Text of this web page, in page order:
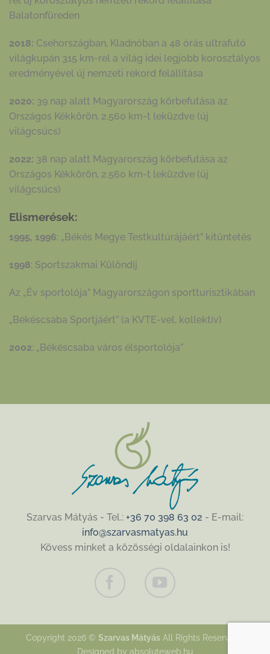
Balatonfüreden
2018: Csehországban, Kladnóban a 48 órás ultrafutó
világkupán 315 km-rel a világ idei legjobb korosztályos
eredményével új nemzeti rekord felállítása
2020: 39 nap alatt Magyarország körbefutása az
Országos Kékkörön, 2.560 km-t leküzdve (új
világcsúcs)
2022: 38 nap alatt Magyarország körbefutása az
Országos Kékkörön, 2.560 km-t leküzdve (új
világcsúcs)
Elismerések:
1995, 1996: „Békés Megye Testkultúrájáért” kitüntetés
1998: Sportszakmai Különdíj
Az „Év sportolója” Magyarországon sportturisztikában
„Békéscsaba Sportjáért” (a KVTE-vel, kollektív)
2002: „Békéscsaba város élsportolója”
Szarvas Mátyás - Tel.: +36 70 398 63 02 - E-mail:
info@szarvasmatyas.hu
Kövess minket a közösségi oldalainkon is!
Copyright 2026 © Szarvas Mátyás All Rights Reserved |
Designed by absoluteweb.hu